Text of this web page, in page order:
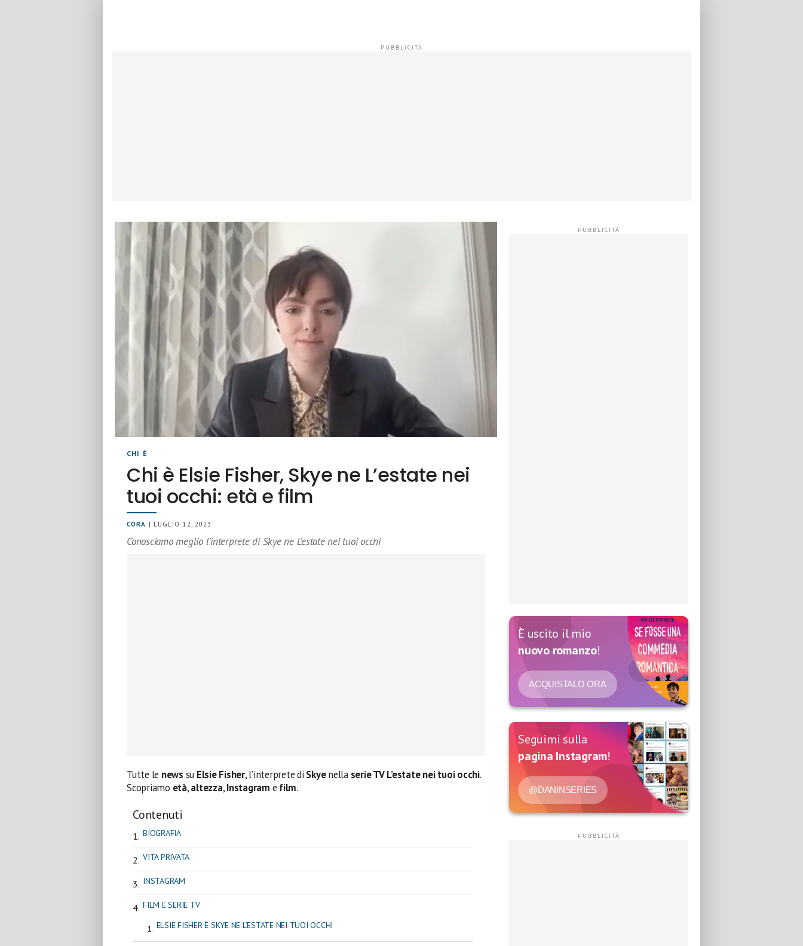
CHI È
Chi è Elsie Fisher, Skye ne L’estate nei
tuoi occhi: età e film
CORA | LUGLIO 12, 2023
Conosciamo meglio l’interprete di Skye ne L’estate nei tuoi occhi
Tutte le news su Elsie Fisher, l’interprete di Skyenella serie TV L’estate nei tuoi occhi.
Scopriamo età,altezza,Instagram e film.
Contenuti
BIOGRAFIA
VITA PRIVATA
INSTAGRAM
FILM E SERIE TV
ELSIE FISHER È SKYE NE L’ESTATE NEI TUOI OCCHI
È uscito il mio
nuovo romanzo!
ACQUISTALO ORA
Seguimi sulla
pagina Instagram!
@DANINSERIES